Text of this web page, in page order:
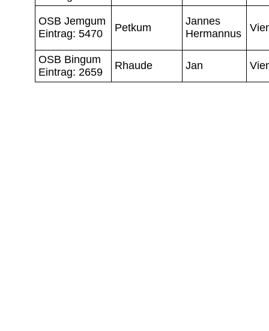
OSB Jemgum
Eintrag: 5470
Petkum
Jannes
Hermannus
OSB Bingum
Eintrag: 2659
Rhaude Jan